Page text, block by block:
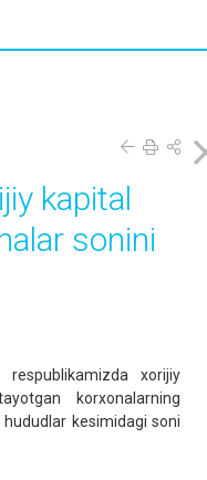
kapital
sonini
respublikamizda xorijiy
korxonalarning
kesimidagi soni